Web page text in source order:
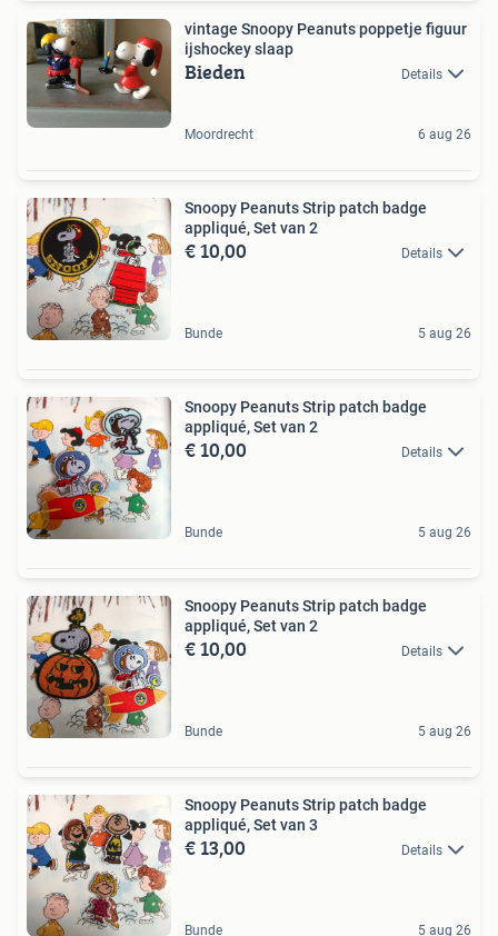
vintage Snoopy Peanuts poppetje figuur
ijshockey slaap
Bieden Details
Moordrecht 6 aug 26
Snoopy Peanuts Strip patch badge
appliqué, Set van 2
€ 10,00 Details
Bunde 5 aug 26
Snoopy Peanuts Strip patch badge
appliqué, Set van 2
€ 10,00 Details
Bunde 5 aug 26
Snoopy Peanuts Strip patch badge
appliqué, Set van 2
€ 10,00 Details
Bunde 5 aug 26
Snoopy Peanuts Strip patch badge
appliqué, Set van 3
€ 13,00 Details
Bunde 5 aug 26